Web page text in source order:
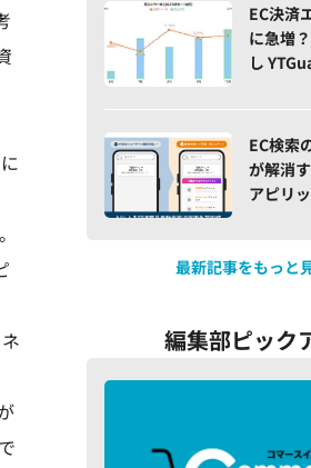
EC決済
に急増
し
EC検索
が解消
アピリ
最新記事をもっと
編集部ピック